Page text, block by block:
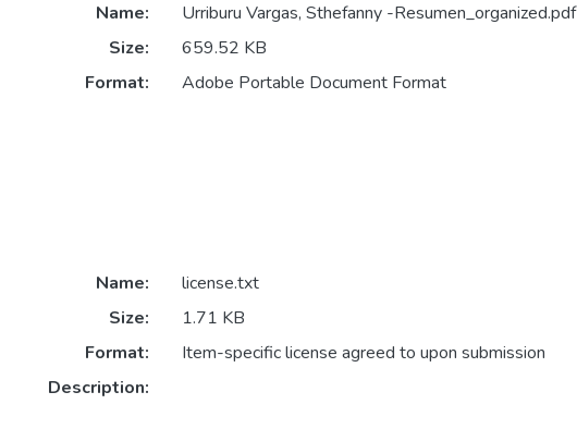
Name:
Urriburu Vargas, Sthefanny -Resumen_organized.pdf
Size:
659.52 KB
Format:
Adobe Portable Document Format
Name:
license.txt
Size:
1.71 KB
Format:
Item-specific license agreed to upon submission
Description: